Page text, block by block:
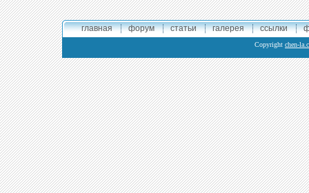
главная форум статьи галерея ссылки
Copyright chen-